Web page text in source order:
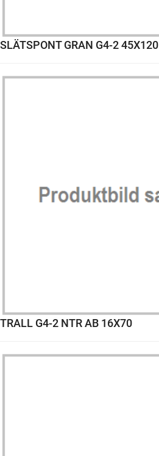
SLÄTSPONT GRAN G4-2 45X120
TRALL G4-2 NTR AB 16X70